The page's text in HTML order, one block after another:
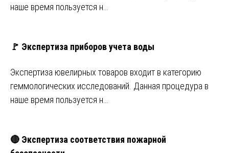
наше время пользуется н…
🚩 Экспертиза приборов учета воды
Экспертиза ювелирных товаров входит в категорию
геммологических исследований. Данная процедура в
наше время пользуется н…
🔴 Экспертиза соответствия пожарной